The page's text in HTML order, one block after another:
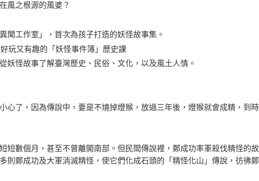
風之根源的風婆？
聞工作室」，首次為孩子打造的妖怪故事集。
玩又有趣的「妖怪事件簿」歷史課
妖怪故事了解臺灣歷史、民俗、文化，以及風土人情。
心了，因為傳說中，要是不燒掉燈猴，放過三年後，燈猴就會成精，到
短數個月，甚至不曾離開南部。但民間傳說裡，鄭成功率軍殺伐精怪的
則鄭成功及大軍消滅精怪，使它們化成石頭的「精怪化山」傳說，彷彿